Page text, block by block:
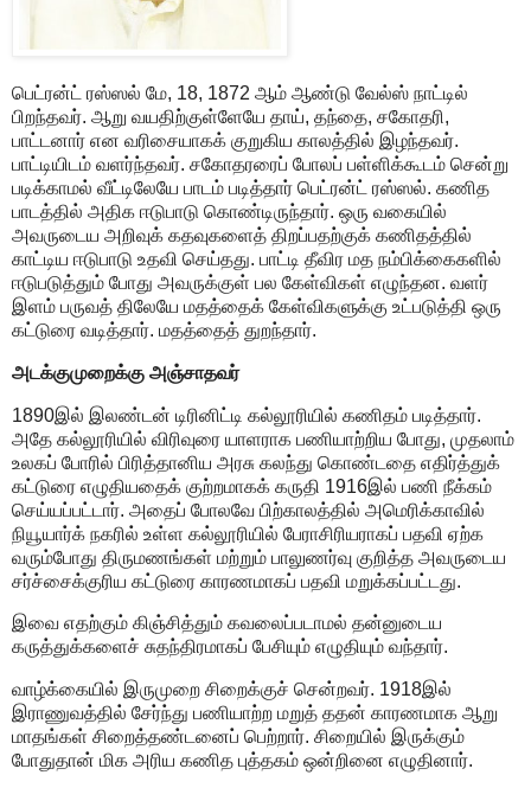
பெட்ரன்ட் ரஸ்ஸல் மே‌, 18, 1872 ஆம் ஆண்டு வேல்ஸ் நாட்டில்
பிறந்தவர். ஆறு வயதிற்குள்ளேயே தாய், தந்தை, சகோதரி,
பாட்டனார் என வரிசையாகக் குறுகிய காலத்தில் இழந்தவர்.
பாட்டியிடம் வளர்ந்தவர். சகோதரரைப் போலப் பள்ளிக்கூடம் சென்று
படிக்காமல் வீட்டிலேயே பாடம் படித்தார் பெட்ரன்ட் ரஸ்ஸல். கணித
பாடத்தில் அதிக ஈடுபாடு கொண்டிருந்தார். ஒரு வகையில்
அவருடைய அறிவுக் கதவுகளைத் திறப்பதற்குக் கணிதத்தில்
காட்டிய ஈடுபாடு உதவி செய்தது. பாட்டி தீவிர மத நம்பிக்கைகளில்
ஈடுபடுத்தும் போது அவருக்குள் பல கேள்விகள் எழுந்தன. வளர்
இளம் பருவத் திலேயே மதத்தைக் கேள்விகளுக்கு உட்படுத்தி ஒரு
கட்டுரை வடித்தார். மதத்தைத் துறந்தார்.
அடக்குமுறைக்கு அஞ்சாதவர்
1890இல் இலண்டன் டிரினிட்டி கல்லூரியில் கணிதம் படித்தார்.
அதே கல்லூரியில் விரிவுரை யாளராக பணியாற்றிய போது, முதலாம்
உலகப் போரில் பிரித்தானிய அரசு கலந்து கொண்டதை எதிர்த்துக்
கட்டுரை எழுதியதைக் குற்றமாகக் கருதி 1916இல் பணி நீக்கம்
செய்யப்பட்டார். அதைப் போலவே பிற்காலத்தில் அமெரிக்காவில்
நியூயார்க் நகரில் உள்ள கல்லூரியில் பேராசிரியராகப் பதவி ஏற்க
வரும்போது திருமணங்கள் மற்றும் பாலுணர்வு குறித்த அவருடைய
சர்ச்சைக்குரிய கட்டுரை காரணமாகப் பதவி மறுக்கப்பட்டது.
இவை எதற்கும் கிஞ்சித்தும் கவலைப்படாமல் தன்னுடைய
கருத்துக்களைச் சுதந்திரமாகப் பேசியும் எழுதியும் வந்தார்.
வாழ்க்கையில் இருமுறை சிறைக்குச் சென்றவர். 1918இல்
இராணுவத்தில் சேர்ந்து பணியாற்ற மறுத் ததன் காரணமாக ஆறு
மாதங்கள் சிறைத்தண்டனைப் பெற்றார். சிறையில் இருக்கும்
போதுதான் மிக அரிய கணித புத்தகம் ஒன்றினை எழுதினார்.